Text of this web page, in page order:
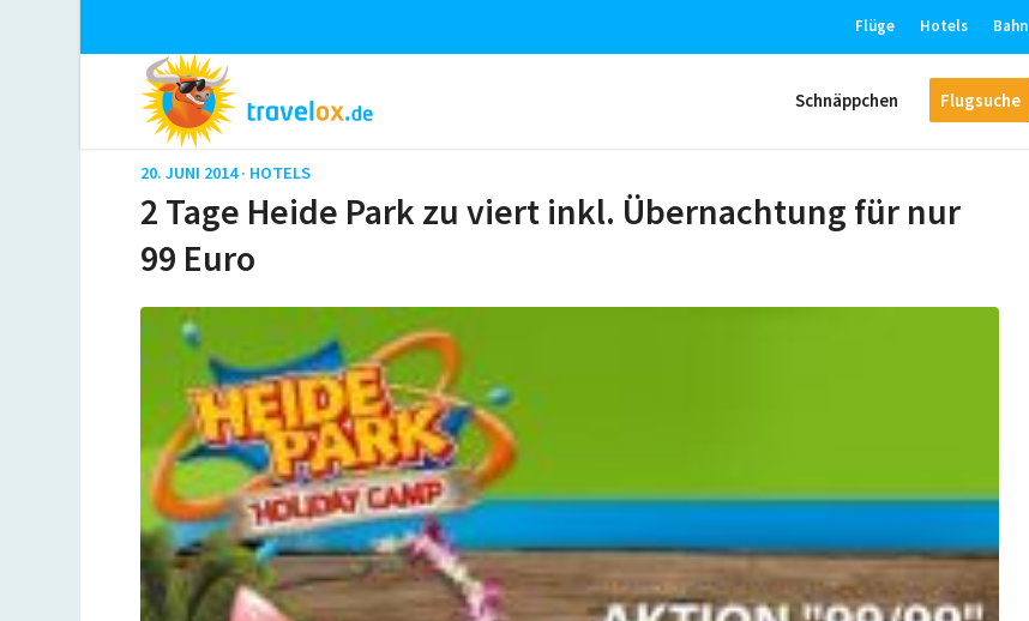
Flüge Hotels Bahn
Schnäppchen Flugsuche
20. JUNI 2014 · HOTELS
2 Tage Heide Park zu viert inkl. Übernachtung für nur
99 Euro